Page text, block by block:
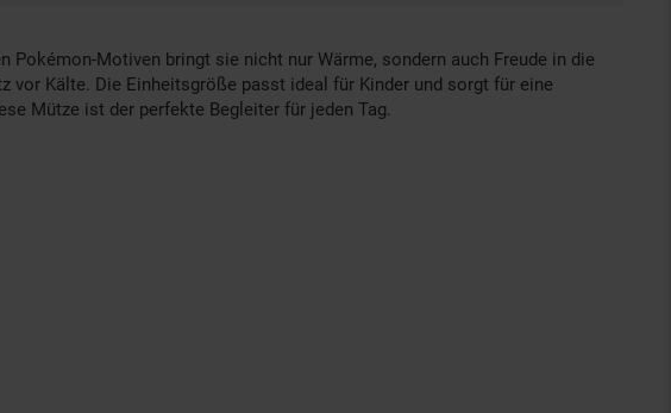
Motiven bringt sie nicht nur Wärme, sondern auch Freude in die
Kälte. Die Einheitsgröße passt ideal für Kinder und sorgt für eine
Mütze ist der perfekte Begleiter für jeden Tag.